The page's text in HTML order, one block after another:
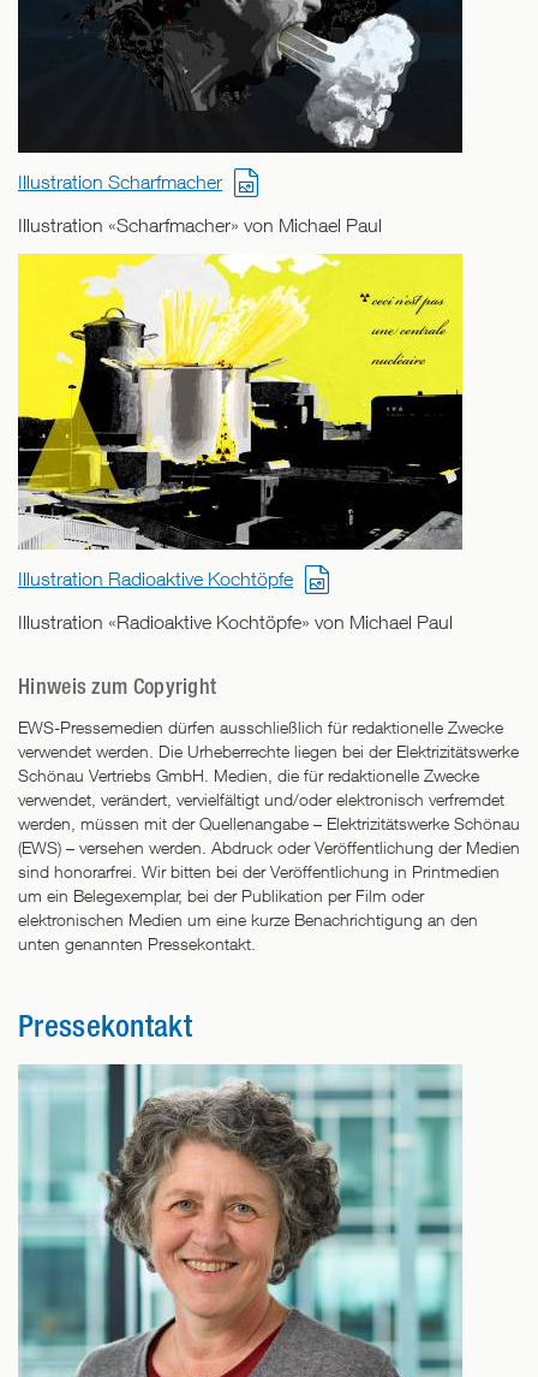
Illustration Scharfmacher
Illustration «Scharfmacher» von Michael Paul
Illustration Radioaktive Kochtöpfe
Illustration «Radioaktive Kochtöpfe» von Michael Paul
Hinweis zum Copyright
EWS-Pressemedien dürfen ausschließlich für redaktionelle Zwecke
verwendet werden. Die Urheberrechte liegen bei der Elektrizitätswerke
Schönau Vertriebs GmbH. Medien, die für redaktionelle Zwecke
verwendet, verändert, vervielfältigt und/oder elektronisch verfremdet
werden, müssen mit der Quellenangabe – Elektrizitätswerke Schönau
(EWS) – versehen werden. Abdruck oder Veröffentlichung der Medien
sind honorarfrei. Wir bitten bei der Veröffentlichung in Printmedien
um ein Belegexemplar, bei der Publikation per Film oder
elektronischen Medien um eine kurze Benachrichtigung an den
unten genannten Pressekontakt.
Pressekontakt